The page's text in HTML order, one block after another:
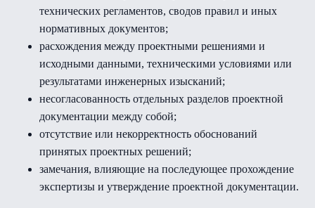
технических регламентов, сводов правил и иных
нормативных документов;
расхождения между проектными решениями и
исходными данными, техническими условиями или
результатами инженерных изысканий;
несогласованность отдельных разделов проектной
документации между собой;
отсутствие или некорректность обоснований
принятых проектных решений;
замечания, влияющие на последующее прохождение
экспертизы и утверждение проектной документации.